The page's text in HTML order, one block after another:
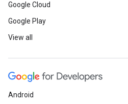
Google Cloud
Google Play
View all
Android